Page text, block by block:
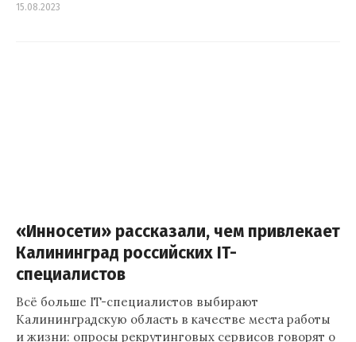
15.08.2023
«Инносети» рассказали, чем привлекает
Калининград российских IT-
специалистов
Всё больше IT-специалистов выбирают
Калининградскую область в качестве места работы
и жизни: опросы рекрутинговых сервисов говорят о